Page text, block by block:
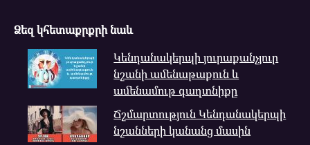
Ձեզ կհետաքրքրի նաև
Կենդանակերպի յուրաքանչյուր
նշանի ամենաթաքուն և
ամենամութ գաղտնիքը
Ճշմարտություն Կենդանակերպի
նշանների կանանց մասին